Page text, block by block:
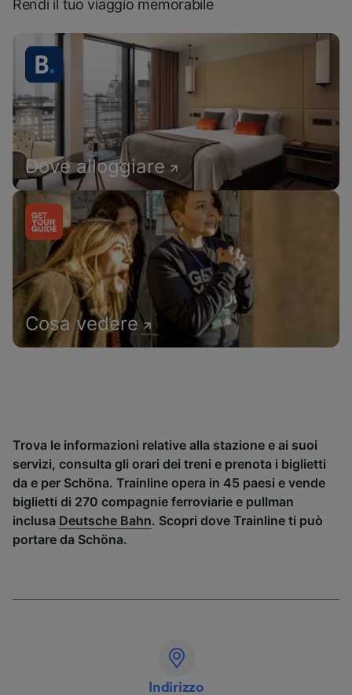
Rendi il tuo viaggio memorabile
Dove alloggiare
Cosa vedere
Trova le informazioni relative alla stazione e ai suoi
servizi, consulta gli orari dei treni e prenota i biglietti
da e per Schöna. Trainline opera in 45 paesi e vende
biglietti di 270 compagnie ferroviarie e pullman
inclusa Deutsche Bahn. Scopri dove Trainline ti può
portare da Schöna.
Indirizzo